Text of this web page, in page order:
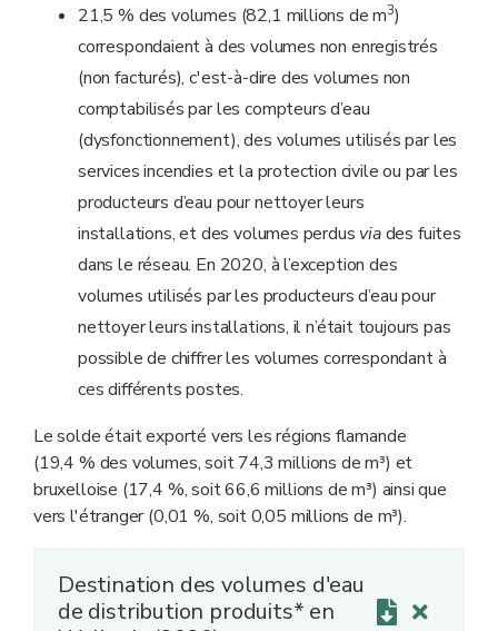
21,5 % des volumes (82,1 millions de m3)
correspondaient à des volumes non enregistrés
(non facturés), c'est-à-dire des volumes non
comptabilisés par les compteurs d’eau
(dysfonctionnement), des volumes utilisés par les
services incendies et la protection civile ou par les
producteurs d’eau pour nettoyer leurs
installations, et des volumes perdus viades fuites
dans le réseau. En 2020, à l’exception des
volumes utilisés par les producteurs d’eau pour
nettoyer leurs installations, il n’était toujours pas
possible de chiffrer les volumes correspondant à
ces différents postes.
Le solde était exporté vers les régions flamande
(19,4 % des volumes, soit 74,3 millions de m³) et
bruxelloise (17,4 %, soit 66,6 millions de m³) ainsi que
vers l'étranger (0,01 %, soit 0,05 millions de m³).
Destination des volumes d'eau
de distribution produits* en